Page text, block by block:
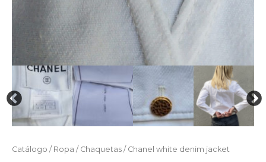
Catálogo / Ropa / Chaquetas / Chanel white denim jacket